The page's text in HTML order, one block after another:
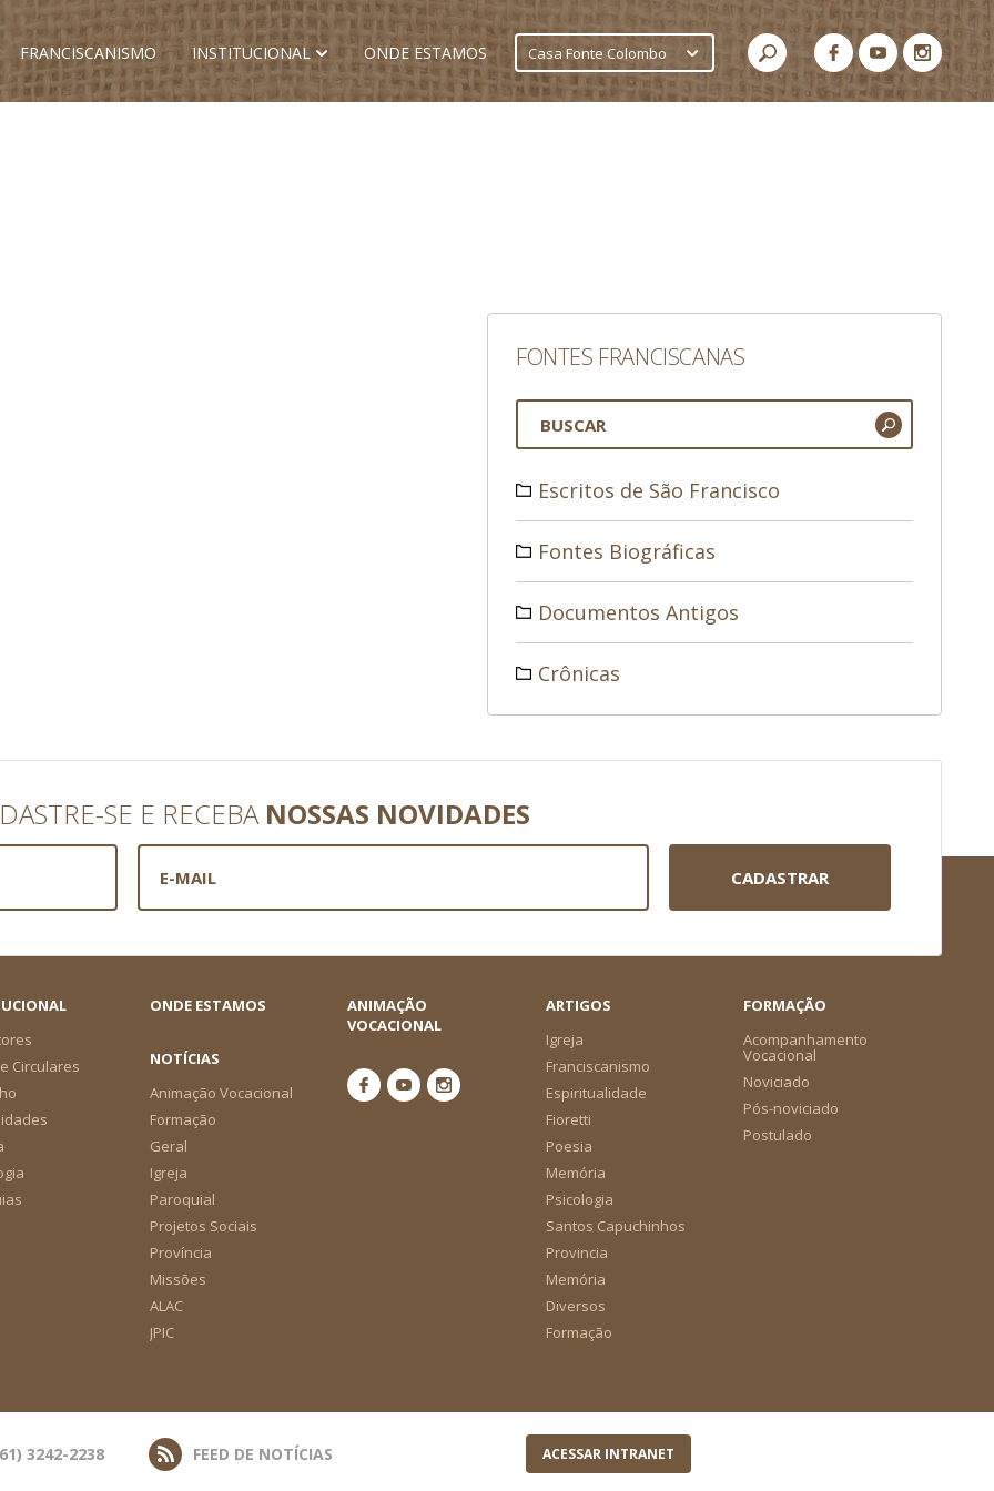
FRANCISCANISMO INSTITUCIONAL ONDE ESTAMOS Casa Fonte Colombo
FONTES FRANCISCANAS
Escritos de São Francisco
Fontes Biográficas
Documentos Antigos
Crônicas
SE E RECEBA NOSSAS NOVIDADES
CADASTRAR
Circulares
ONDE ESTAMOS
ANIMAÇÃO
VOCACIONAL
ARTIGOS
Igreja
Franciscanismo
Espiritualidade
Fioretti
Poesia
Memória
Psicologia
Santos Capuchinhos
Provincia
Memória
Diversos
Formação
FORMAÇÃO
Acompanhamento
Vocacional
Noviciado
Pós-noviciado
Postulado
NOTÍCIAS
Animação Vocacional
Formação
Geral
Igreja
Paroquial
Projetos Sociais
Província
Missões
ALAC
JPIC
3242-2238 FEED DE NOTÍCIAS ACESSAR INTRANET